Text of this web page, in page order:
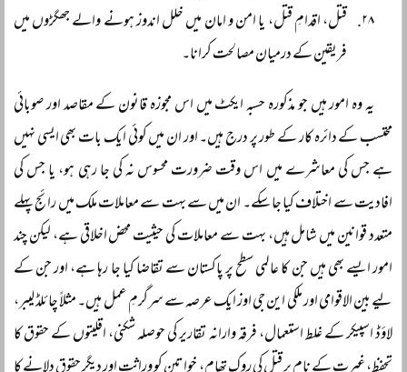
قتل، اقدامِ قتل، یا امن و امان میں خلل اندوز ہونے والے جھگڑوں میں
فریقین کے درمیان مصالحت کرانا۔
یہ وہ امور ہیں جو مذکورہ حسبہ ایکٹ میں اس مجوزہ قانون کے مقاصد اور صوبائی
محتسب کے دائرہ کار کے طور پر درج ہیں۔ اور ان میں کوئی ایک بات بھی ایسی نہیں
ہے جس کی معاشرے میں اس وقت ضرورت محسوس نہ کی جا رہی ہو، یا جس کی
افادیت سے اختلاف کیا جا سکے۔ ان میں سے بہت سے معاملات ملک میں رائج پہلے
متعدد قوانین میں شامل ہیں، بہت سے معاملات کی حیثیت محض اخلاقی ہے، لیکن چند
امور ایسے بھی ہیں جن کا عالمی سطح پر پاکستان سے تقاضا کیا جا رہا ہے، اور جن کے
لیے بین الاقوامی اور ملکی این جی اوز ایک عرصہ سے سرگرمِ عمل ہیں۔ مثلاً چائلڈ لیبر،
لاؤڈ اسپیکر کے غلط استعمال، فرقہ وارانہ تقاریر کی حوصلہ شکنی، اقلیتوں کے حقوق کا